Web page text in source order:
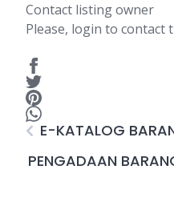
Contact listing owner
Please, login to contact
E-KATALOG
PENGADAAN